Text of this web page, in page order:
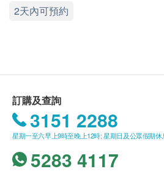
身高
身體質量指數
身體組合
礦物質
體脂肪百分比
(1) 有家長或監護人陪同者
預先取同意書並由家長或監護
由其他成年人陪同到中心，出
簽署者的身份證明文件副本，
服務。
2天內可預約
訂購及查詢
3151 2288
星期一至六早上9時至晚上12時; 星期日及公眾假期休
5283 4117